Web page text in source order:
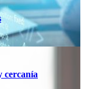
cercanía